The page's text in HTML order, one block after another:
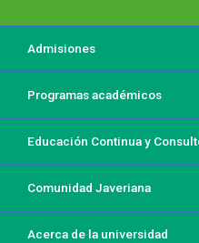
Menú principal del
Admisiones
Programas académicos
Educación Continua y
Comunidad Javeriana
Acerca de la universidad